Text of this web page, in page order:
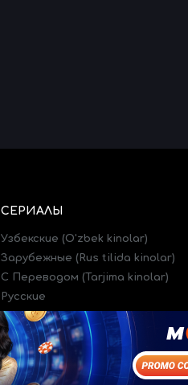
СЕРИАЛЫ
Узбекские (O'zbek kinolar)
Зарубежные (Rus tilida kinolar)
C Переводом (Tarjima kinolar)
Русские
Трейлеры (Treylerlar)